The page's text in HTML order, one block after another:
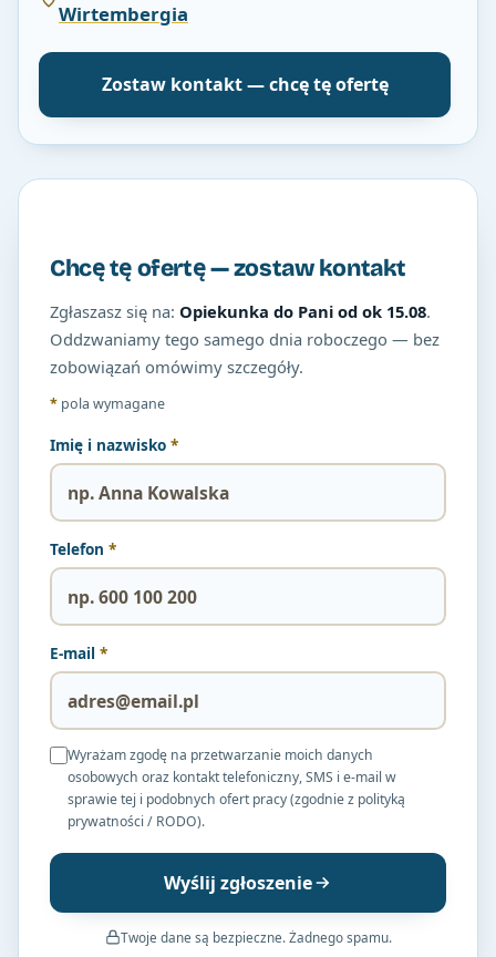
Wirtembergia
Zostaw kontakt — chcę tę ofertę
Chcę tę ofertę — zostaw kontakt
Zgłaszasz się na: Opiekunka do Pani od ok 15.08.
Oddzwaniamy tego samego dnia roboczego — bez
zobowiązań omówimy szczegóły.
* pola wymagane
Imię i nazwisko *
Telefon *
E-mail *
Wyrażam zgodę na przetwarzanie moich danych
osobowych oraz kontakt telefoniczny, SMS i e-mail w
sprawie tej i podobnych ofert pracy (zgodnie z polityką
prywatności / RODO).
Wyślij zgłoszenie
Twoje dane są bezpieczne. Żadnego spamu.